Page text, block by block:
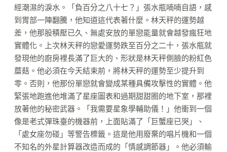
經潮濕的淚水。「負百分之八十七？」張水瓶喃喃自語，感
到胃部一陣翻騰，他知道這代表著什麼。林天秤的運勢越
差，他那股積壓已久、無處安放的單戀能量就會越發瘋狂地
實體化。上次林天秤的戀愛運勢跌至百分之二十，張水瓶就
發現他的廚房裡長滿了巨大的、形狀是林天秤側臉的粉紅色
蘑菇。他必須在今天結束前，將林天秤的運勢至少提升到
零。否則，他那份單戀就會變成某種具備攻擊性的實體。他
緊張地跑進他堆滿了星座圖表和過期甜甜圈的地下室，那裡
放著他的秘密武器。「我需要星象學輔助儀！」他衝到一個
像是老式彈珠臺的機器前，上面貼滿了「巨蟹座已哭」、
「處女座勿碰」等警告標籤。這是他用廢棄的唱片機和一個
不知名的外星計算器改造而成的「情感調節器」。他必須輸